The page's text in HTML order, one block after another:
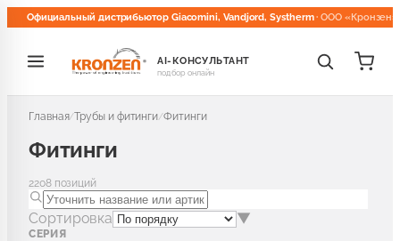
Официальный дистрибьютор Giacomini, Vandjord, Systherm · ООО «Кронзен»
AI-КОНСУЛЬТАНТ
подбор онлайн
Главная/Трубы и фитинги/Фитинги
Фитинги
2208позиций
Сортировка ▼
СЕРИЯ